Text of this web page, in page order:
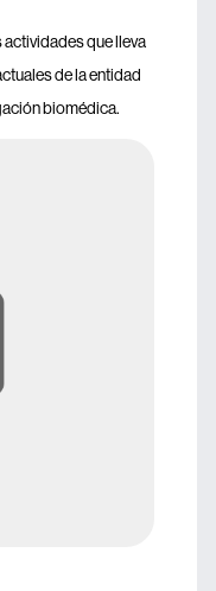
que lleva
de la entidad
biomédica.